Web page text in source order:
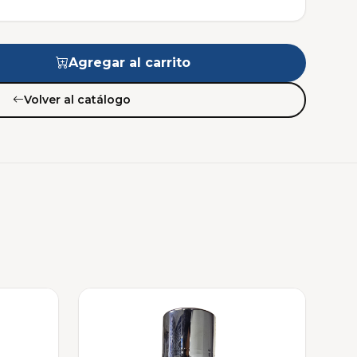
Agregar al carrito
Volver al catálogo